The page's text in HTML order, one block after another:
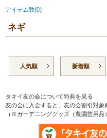
アイテム数(0)
ネギ
人気順 新着順
タキイ友の会について特典を見る
友の会に入会すると、友の会割引対象
（※ガーデニンググッズ（農園芸用品